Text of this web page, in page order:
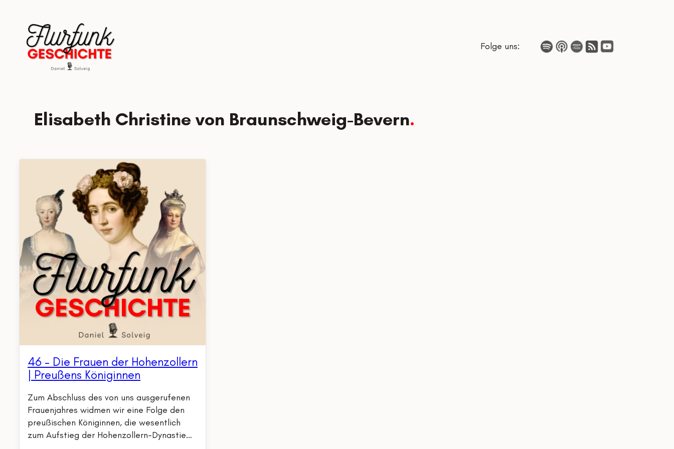
Inhalt
springen
Folge uns:
Elisabeth Christine von Braunschweig-Bevern
46 – Die Frauen der Hohenzollern
| Preußens Königinnen
Zum Abschluss des von uns ausgerufenen
Frauenjahres widmen wir eine Folge den
preußischen Königinnen, die wesentlich
zum Aufstieg der Hohenzollern-Dynastie…